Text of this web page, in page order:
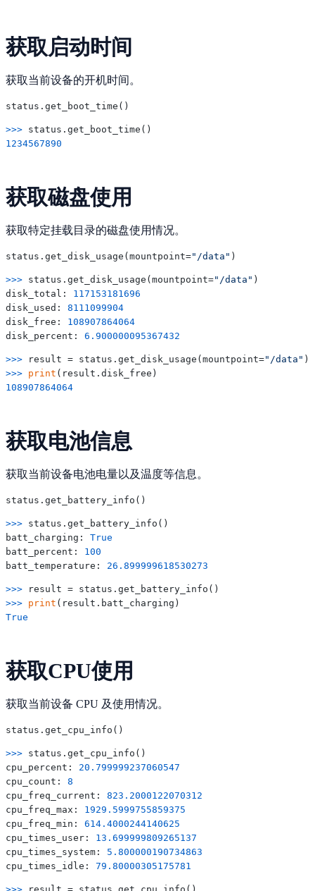
获取启动时间
获取当前设备的开机时间。
>>>
1234567890
获取磁盘使用
获取特定挂载目录的磁盘使用情况。
status.get_disk_usage(mountpoint="/data"
>>> status.get_disk_usage(mountpoint="/data" )
disk_total: 117153181696
disk_used: 8111099904
disk_free: 108907864064
disk_percent: 6.900000095367432
>>> result = status.get_disk_usage(mountpoint="/data"
>>> print
108907864064
获取电池信息
获取当前设备电池电量以及温度等信息。
>>> status.get_battery_info()
batt_charging: True
batt_percent: 100
batt_temperature: 26.899999618530273
>>>
>>> print
True
获取CPU使用
获取当前设备 CPU 及使用情况。
>>> status.get_cpu_info()
cpu_percent: 20.799999237060547
cpu_count: 8
cpu_freq_current: 823.2000122070312
cpu_freq_max: 1929.5999755859375
cpu_freq_min: 614.4000244140625
cpu_times_user: 13.699999809265137
cpu_times_system: 5.800000190734863
cpu_times_idle: 79.80000305175781